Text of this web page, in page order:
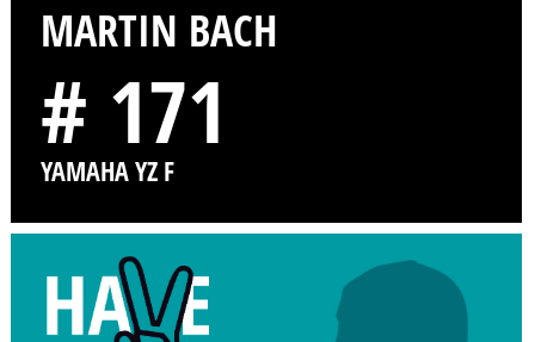
MARTIN BACH
# 171
YAMAHA YZ F